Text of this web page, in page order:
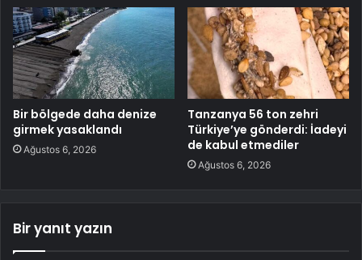
Bir bölgede daha denize
girmek yasaklandı
Ağustos 6, 2026
Tanzanya 56 ton zehri
Türkiye’ye gönderdi: İadeyi
de kabul etmediler
Ağustos 6, 2026
Bir yanıt yazın